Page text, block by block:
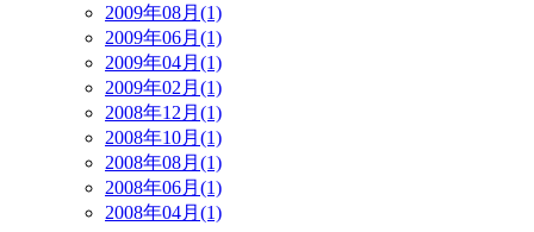
2009年08月(1)
2009年06月(1)
2009年04月(1)
2009年02月(1)
2008年12月(1)
2008年10月(1)
2008年08月(1)
2008年06月(1)
2008年04月(1)